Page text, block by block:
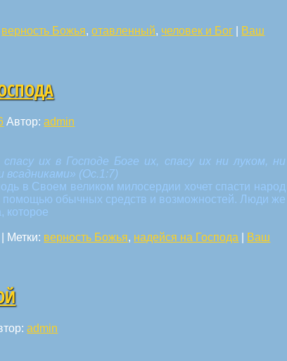
верность Божья,отавленный, человек и Бог
Ваш
Автор:admin
их в Господе Боге их, спасу их ни луком, ни
всадниками» (Ос.1:7)
в Своем великом милосердии хочет спасти народ
помощью обычных средств и возможностей. Люди же
которое
Метки: верность Божья, надейся на Господа
Ваш
admin